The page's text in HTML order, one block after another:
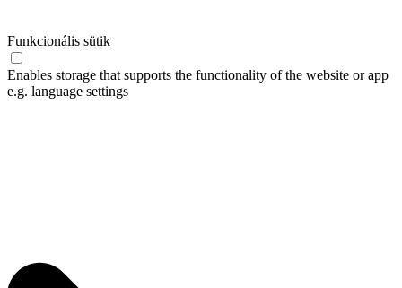
Funkcionális sütik
Enables storage that supports the functionality of the website or app
e.g. language settings